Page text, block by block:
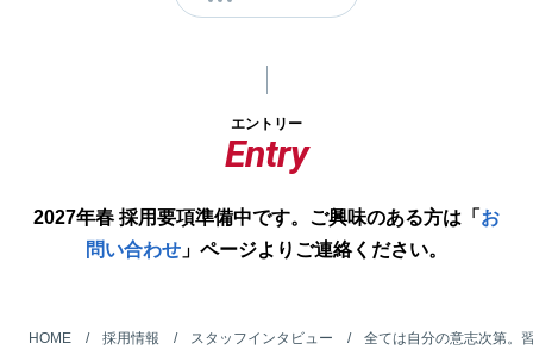
エントリー
Entry
2027年春 採用要項準備中です。ご興味のある方は「 お
問い合わせ 」ページよりご連絡ください。
HOME 採用情報 スタッフインタビュー 全ては自分の意志次第。